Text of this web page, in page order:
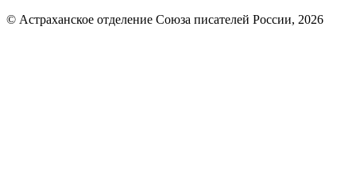
© Астраханское отделение Союза писателей России, 2026